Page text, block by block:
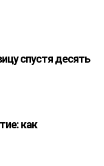
спустя десять
как